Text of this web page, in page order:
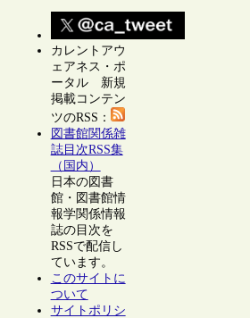
カレントアウ
ェアネス・ポ
ータル 新規
掲載コンテン
ツのRSS：
図書館関係雑
誌目次RSS集
（国内）
日本の図書
館・図書館情
報学関係情報
誌の目次を
RSSで配信し
ています。
このサイトに
ついて
サイトポリシ